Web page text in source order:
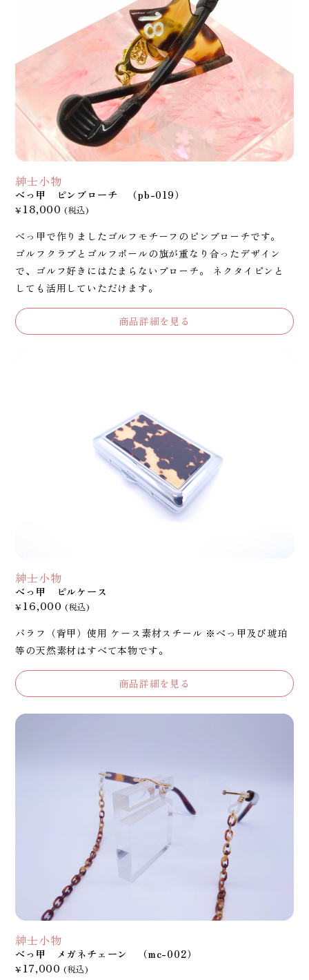
紳士小物
べっ甲 ピンブローチ （pb-019）
¥18,000 (税込)
べっ甲で作りましたゴルフモチーフのピンブローチです。
ゴルフクラブとゴルフポールの旗が重なり合ったデザイン
で、ゴルフ好きにはたまらないブローチ。 ネクタイピンと
しても活用していただけます。
商品詳細を見る
紳士小物
べっ甲 ピルケース
¥16,000 (税込)
バラフ（背甲）使用 ケース素材スチール ※べっ甲及び琥珀
等の天然素材はすべて本物です。
商品詳細を見る
紳士小物
べっ甲 メガネチェーン （mc-002）
¥17,000 (税込)